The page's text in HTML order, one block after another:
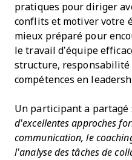
pratiques pour diriger
conflits et motiver votre
mieux préparé pour
le travail d’équipe
structure, responsabilité
compétences en
Un participant a partagé :
d’excellentes approches
communication, le
l’analyse des tâches de